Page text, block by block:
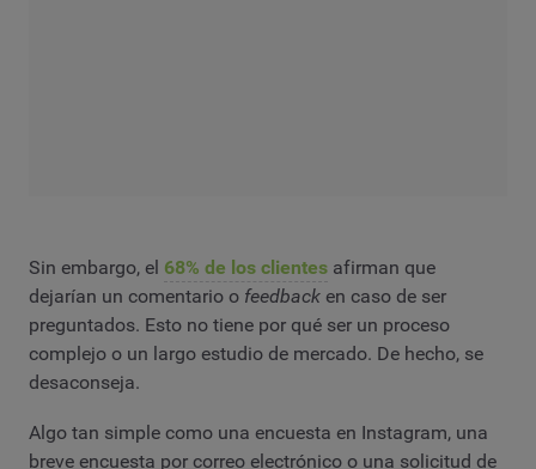
Sin embargo, el 68% de los clientes afirman que
dejarían un comentario o feedback en caso de ser
preguntados. Esto no tiene por qué ser un proceso
complejo o un largo estudio de mercado. De hecho, se
desaconseja.
Algo tan simple como una encuesta en Instagram, una
breve encuesta por correo electrónico o una solicitud de